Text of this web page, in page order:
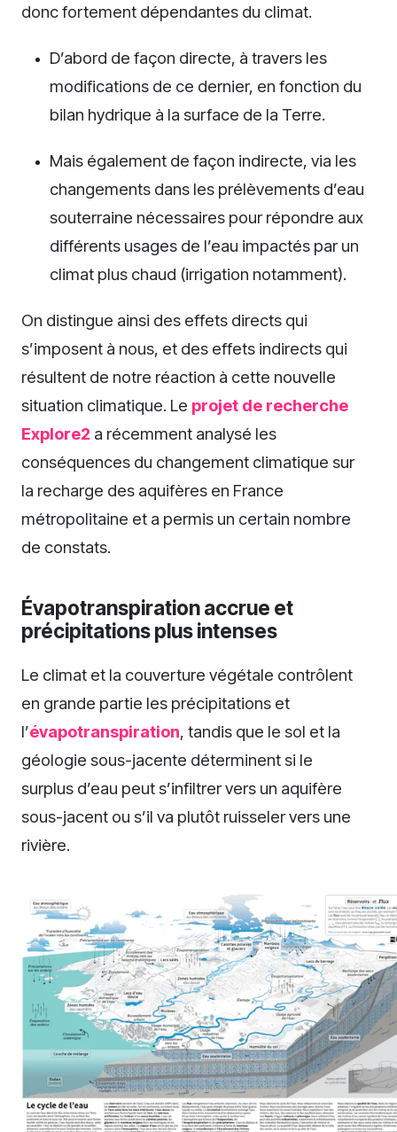
donc fortement dépendantes du climat.
D’abord de façon directe, à travers les
modifications de ce dernier, en fonction du
bilan hydrique à la surface de la Terre.
Mais également de façon indirecte, via les
changements dans les prélèvements d’eau
souterraine nécessaires pour répondre aux
différents usages de l’eau impactés par un
climat plus chaud (irrigation notamment).
On distingue ainsi des effets directs qui
s’imposent à nous, et des effets indirects qui
résultent de notre réaction à cette nouvelle
situation climatique. Le projet de recherche
Explore2 a récemment analysé les
conséquences du changement climatique sur
la recharge des aquifères en France
métropolitaine et a permis un certain nombre
de constats.
Évapotranspiration accrue et
précipitations plus intenses
Le climat et la couverture végétale contrôlent
en grande partie les précipitations et
l’évapotranspiration, tandis que le sol et la
géologie sous-jacente déterminent si le
surplus d’eau peut s’infiltrer vers un aquifère
sous-jacent ou s’il va plutôt ruisseler vers une
rivière.